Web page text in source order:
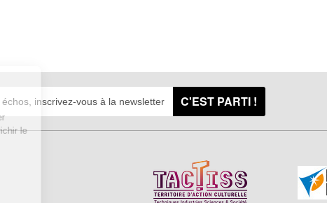
pour mesurer
aussi pour enrichir le
et
C'EST PARTI !